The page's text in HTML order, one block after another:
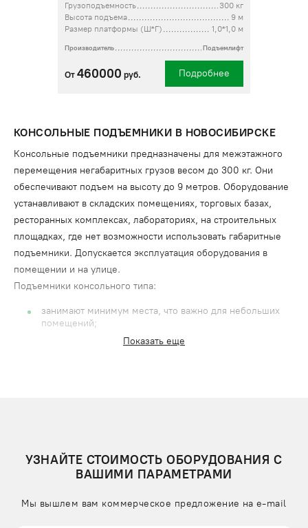
Грузоподъемность
300 кг
Высота подъема
9 м
Размер платформы (Ш*Г)
1,0*1,0 м
Производитель Подъемлифт
От 460000 руб. Подробнее
КОНСОЛЬНЫЕ ПОДЪЕМНИКИ В НОВОСИБИРСКЕ
Консольные подъемники предназначены для межэтажного
перемещения негабаритных грузов весом до 300 кг. Они
обеспечивают подъем на высоту до 9 метров. Оборудование
устанавливают в складских помещениях, торговых базах,
ресторанных комплексах, лабораториях, на строительных
площадках, где нет возможности использовать габаритные
подъемники. Допускается эксплуатация оборудования в
помещении и на улице.
Подъемники консольного типа:
занимают минимум места, что важно для небольших
помещений;
для установки не нужны разрешения, регистрация в
работы можно выполнять сразу с трех сторон, что
увеличивает грузооборот.
Показать еще
УЗНАЙТЕ СТОИМОСТЬ ОБОРУДОВАНИЯ С
ВАШИМИ ПАРАМЕТРАМИ
Мы вышлем вам коммерческое предложение на e-mail